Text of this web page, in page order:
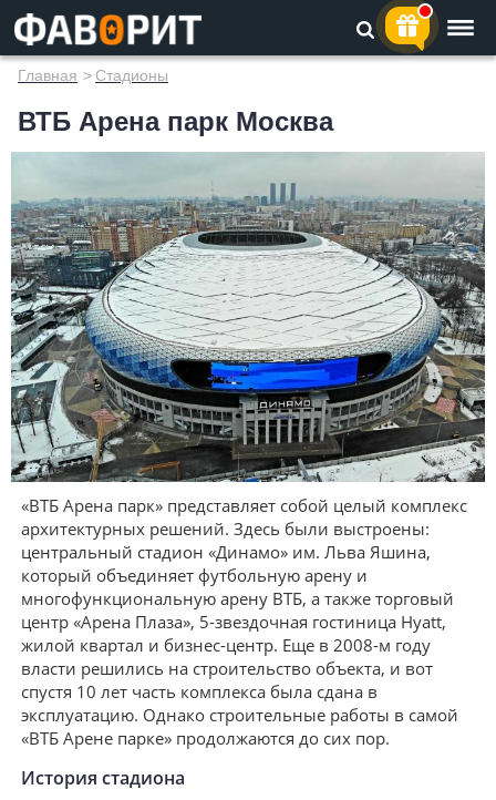
Главная > Стадионы
ВТБ Арена парк Москва
«ВТБ Арена парк» представляет собой целый комплекс
архитектурных решений. Здесь были выстроены:
центральный стадион «Динамо» им. Льва Яшина,
который объединяет футбольную арену и
многофункциональную арену ВТБ, а также торговый
центр «Арена Плаза», 5-звездочная гостиница Hyatt,
жилой квартал и бизнес-центр. Еще в 2008-м году
власти решились на строительство объекта, и вот
спустя 10 лет часть комплекса была сдана в
эксплуатацию. Однако строительные работы в самой
«ВТБ Арене парке» продолжаются до сих пор.
История стадиона